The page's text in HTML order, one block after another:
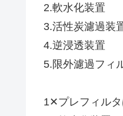
2.軟水化装置
3.活性炭濾過装
4.逆浸透装置
5.限外濾過フィ
1✕プレフィル